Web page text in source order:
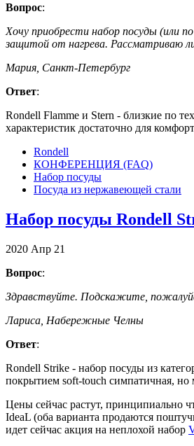
Вопрос:
Хочу приобрести набор посуды (или
защитой от нагрева. Рассматриваю
Мария, Санкт-Петербург
Ответ:
Rondell Flamme и Stern - близкие по
характеристик достаточно для
Rondell
КОНФЕРЕНЦИЯ (FAQ)
Набор посуды
Посуда из нержавеющей стали
Набор посуды Rondell
2020 Апр 21
Вопрос:
Здравствуйте. Подскажите,
Лариса, Набережные Челны
Ответ:
Rondell Strike - набор посуды из
покрытием soft-touch симпатичная, но
Цены сейчас растут, принципиально
IdeaL (оба варианта продаются
идет сейчас акция на неплохой набор